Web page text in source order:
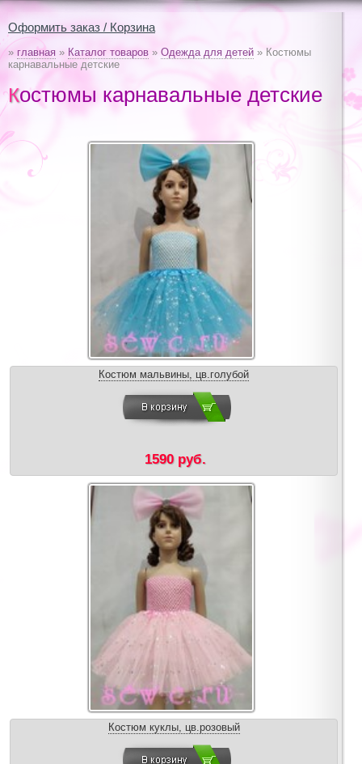
Оформить заказ / Корзина
» главная » Каталог товаров » Одежда для детей » Костюмы
карнавальные детские
Костюмы карнавальные детские
Костюм мальвины, цв.голубой
1590 руб.
Костюм куклы, цв.розовый